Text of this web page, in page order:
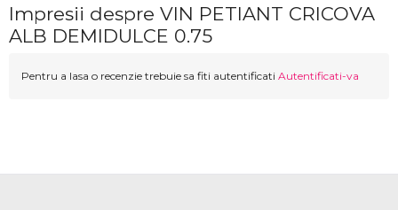
Impresii despre VIN PETIANT CRICOVA
ALB DEMIDULCE 0.75
Pentru a lasa o recenzie trebuie sa fiti autentificati Autentificati-va